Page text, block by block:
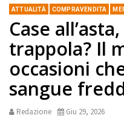
ATTUALITÀ COMPRAVENDITA
Case
trappola? Il
occasioni
sangue
Redazione Giu 29, 2026